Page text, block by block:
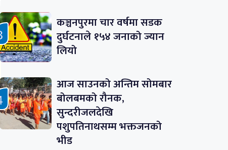
कञ्चनपुरमा चार वर्षमा सडक
दुर्घटनाले १५४ जनाको ज्यान
लियो
आज साउनको अन्तिम सोमबार
बोलबमको रौनक,
सुन्दरीजलदेखि
पशुपतिनाथसम्म भक्तजनको
भीड